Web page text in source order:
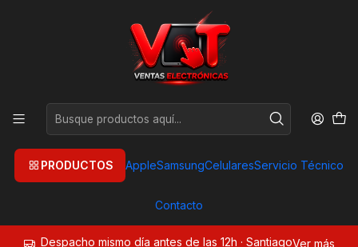
PRODUCTOS AppleSamsungCelularesServicio Técnico
Contacto
Despacho mismo día antes de las 12h · SantiagoVer más